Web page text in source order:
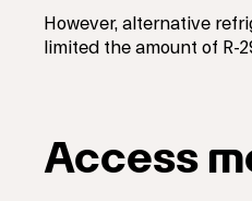
However, alternative
limited the amount of
Access